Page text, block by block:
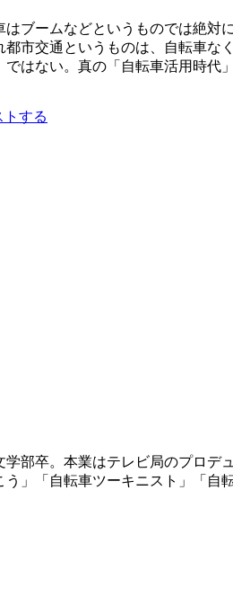
ブームなどというものでは絶対
市交通というものは、自転車な
はない。真の「自転車活用時代
トする
学部卒。本業はテレビ局のプロ
」「自転車ツーキニスト」「自